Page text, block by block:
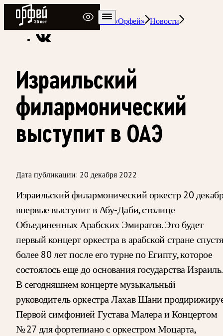
Радио Орфей
Радио классической музыки «Орфей» Новости
Израильский
филармонический
выступит в ОАЭ
Дата публикации: 20 декабря 2022
Израильский филармонический оркестр 20
впервые выступит в Абу-Даби, столице
Объединенных Арабских Эмиратов. Это будет
первый концерт оркестра в арабской стране спустя
более 80 лет после его турне по Египту, которое
состоялось еще до основания государства Израиль.
В сегодняшнем концерте музыкальный
руководитель оркестра Лахав Шани
Первой симфонией Густава Малера и Концертом
№ 27 для фортепиано с оркестром Моцарта,